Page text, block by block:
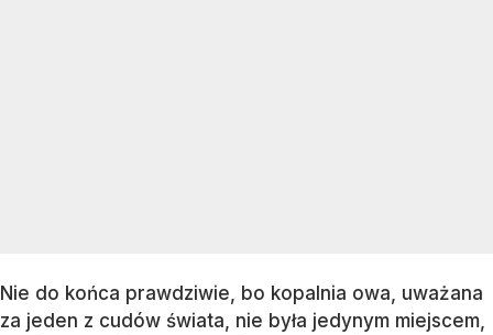
Nie do końca prawdziwie, bo kopalnia owa, uważana
za jeden z cudów świata, nie była jedynym miejscem,